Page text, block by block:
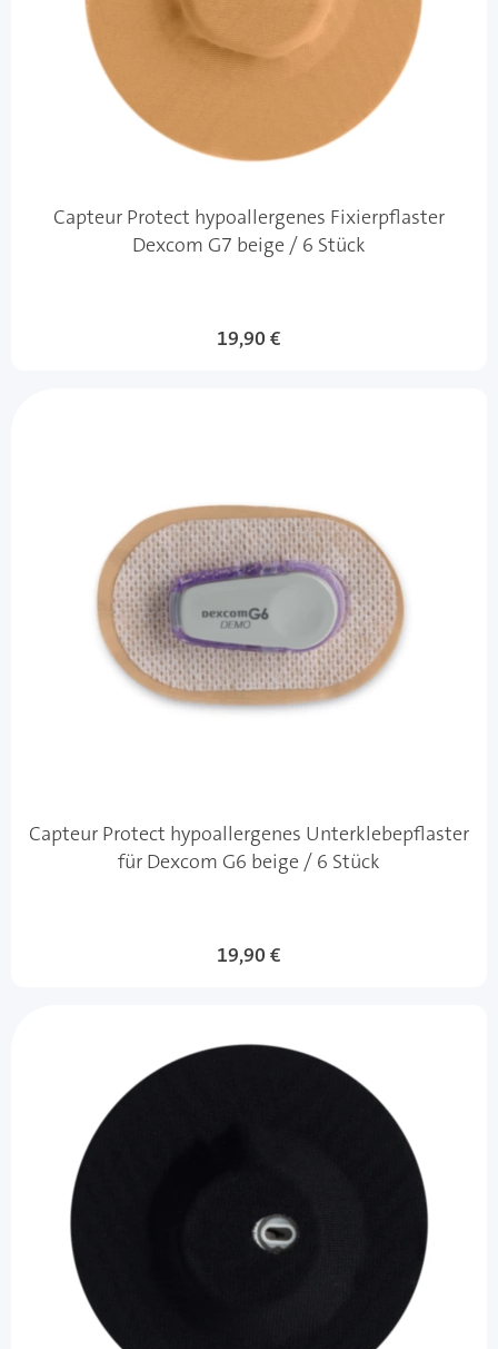
Capteur Protect hypoallergenes Fixierpflaster
Dexcom G7 beige / 6 Stück
19,90 €
Capteur Protect hypoallergenes Unterklebepflaster
für Dexcom G6 beige / 6 Stück
19,90 €